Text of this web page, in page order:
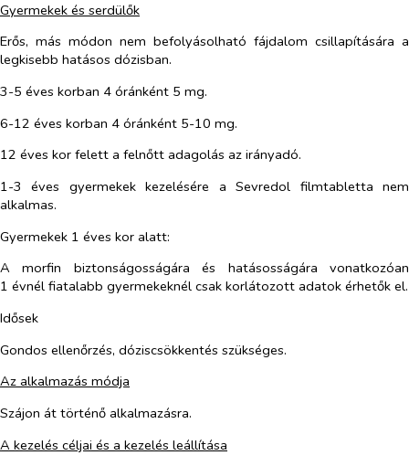
Gyermekek és serdülők
Erős, más módon nem befolyásolható fájdalom csillapítására a
legkisebb hatásos dózisban.
3-5 éves korban 4 óránként 5 mg.
6-12 éves korban 4 óránként 5-10 mg.
12 éves kor felett a felnőtt adagolás az irányadó.
1-3 éves gyermekek kezelésére a Sevredol filmtabletta nem
alkalmas.
Gyermekek 1 éves kor alatt:
A morfin biztonságosságára és hatásosságára vonatkozóan
1 évnél fiatalabb gyermekeknél csak korlátozott adatok érhetők el.
Idősek
Gondos ellenőrzés, dóziscsökkentés szükséges.
Az alkalmazás módja
Szájon át történő alkalmazásra.
A kezelés céljai és a kezelés leállítása